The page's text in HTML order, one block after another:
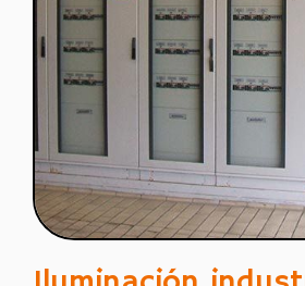
Iluminación